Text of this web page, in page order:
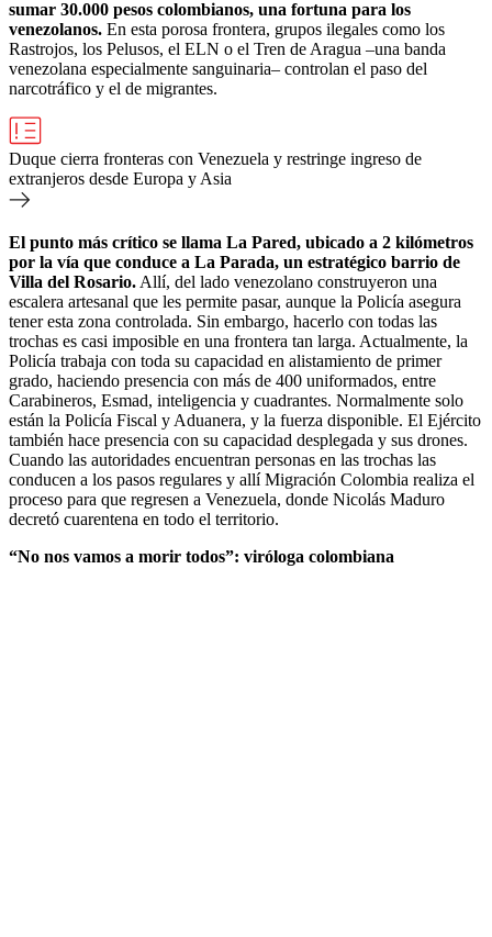
sumar 30.000 pesos colombianos, una fortuna para los
venezolanos. En esta porosa frontera, grupos ilegales como los
Rastrojos, los Pelusos, el ELN o el Tren de Aragua –una banda
venezolana especialmente sanguinaria– controlan el paso del
narcotráfico y el de migrantes.
Duque cierra fronteras con Venezuela y restringe ingreso de
extranjeros desde Europa y Asia
El punto más crítico se llama La Pared, ubicado a 2 kilómetros
por la vía que conduce a La Parada, un estratégico barrio de
Villa del Rosario. Allí, del lado venezolano construyeron una
escalera artesanal que les permite pasar, aunque la Policía asegura
tener esta zona controlada. Sin embargo, hacerlo con todas las
trochas es casi imposible en una frontera tan larga. Actualmente, la
Policía trabaja con toda su capacidad en alistamiento de primer
grado, haciendo presencia con más de 400 uniformados, entre
Carabineros, Esmad, inteligencia y cuadrantes. Normalmente solo
están la Policía Fiscal y Aduanera, y la fuerza disponible. El Ejército
también hace presencia con su capacidad desplegada y sus drones.
Cuando las autoridades encuentran personas en las trochas las
conducen a los pasos regulares y allí Migración Colombia realiza el
proceso para que regresen a Venezuela, donde Nicolás Maduro
decretó cuarentena en todo el territorio.
“No nos vamos a morir todos”: viróloga colombiana